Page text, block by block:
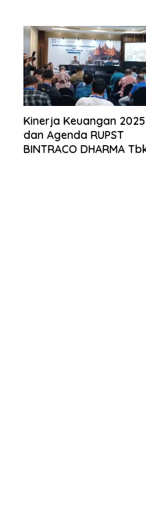
Kinerja Keuangan 2025
dan Agenda RUPST
BINTRACO DHARMA